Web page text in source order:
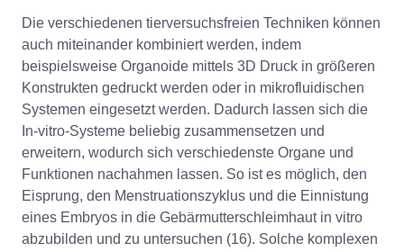
Die verschiedenen tierversuchsfreien Techniken können
auch miteinander kombiniert werden, indem
beispielsweise Organoide mittels 3D Druck in größeren
Konstrukten gedruckt werden oder in mikrofluidischen
Systemen eingesetzt werden. Dadurch lassen sich die
In-vitro-Systeme beliebig zusammensetzen und
erweitern, wodurch sich verschiedenste Organe und
Funktionen nachahmen lassen. So ist es möglich, den
Eisprung, den Menstruationszyklus und die Einnistung
eines Embryos in die Gebärmutterschleimhaut in vitro
abzubilden und zu untersuchen (16). Solche komplexen